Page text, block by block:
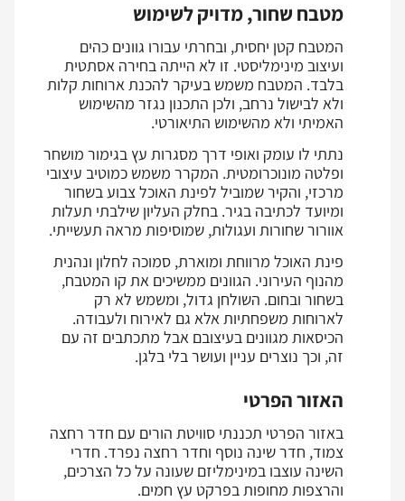
מטבח שחור, מדויק לשימוש
המטבח קטן יחסית, ובחרתי עבורו גוונים כהים
ועיצוב מינימליסטי. זו לא הייתה בחירה אסתטית
בלבד. המטבח משמש בעיקר להכנת ארוחות קלות
ולא לבישול נרחב, ולכן התכנון נגזר מהשימוש
האמיתי ולא מהשימוש התיאורטי.
נתתי לו עומק ואופי דרך מסגרות עץ בגימור מושחר
ופלטה מונוכרומטית. המקרר משמש כמוטיב עיצובי
מרכזי, והקיר שמוביל לפינת האוכל צבוע בשחור
ומיועד לכתיבה בגיר. בחלק העליון שילבתי תעלות
אוורור שחורות ועגולות, שמוסיפות מראה תעשייתי.
פינת האוכל מרווחת ומוארת, סמוכה לחלון ונהנית
מהנוף העירוני. הגוונים ממשיכים את קו המטבח,
בשחור ובחום. השולחן גדול, ומשמש לא רק
לארוחות משפחתיות אלא גם לאירוח ולעבודה.
הכיסאות מגוונים בעיצובם אבל מתכתבים זה עם
זה, וכך נוצרים עניין ועושר בלי בלגן.
האזור הפרטי
באזור הפרטי תכננתי סוויטת הורים עם חדר רחצה
צמוד, חדר שינה נוסף וחדר רחצה נפרד. חדרי
השינה עוצבו במינימליזם שעונה על כל הצרכים,
והרצפות מחופות בפרקט עץ חמים.